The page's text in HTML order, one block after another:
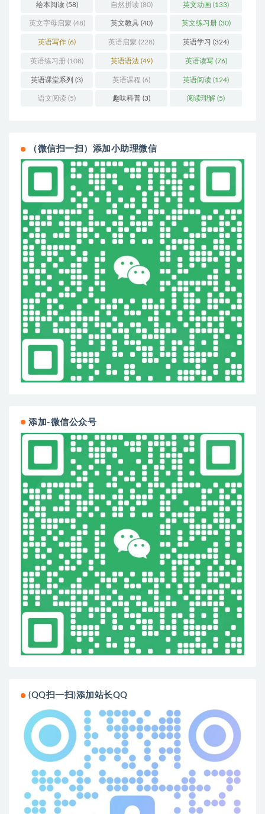
绘本阅读(58) 自然拼读 (80) 英文动画 (133)
英文字母启蒙 (48) 英文教具(40) 英文练习册(30)
英语写作 (6) 英语启蒙 (228) 英语学习 (324)
英语练习册 (108) 英语语法(49) 英语读写(76)
英语课堂系列 (3) 英语课程 (6) 英语阅读 (124)
语文阅读 (5) 趣味科普 (3) 阅读理解 (5)
（微信扫一扫）添加小助理微信
添加-微信公众号
(QQ扫一扫)添加站长QQ